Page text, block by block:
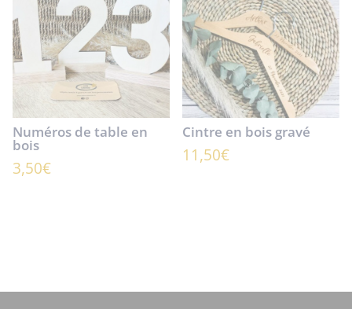
Numéros de table en
bois
3,50€
Cintre en bois gravé
11,50€